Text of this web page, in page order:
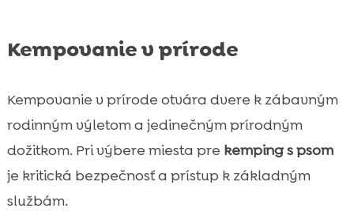
Kempovanie v prírode
Kempovanie v prírode otvára dvere k zábavným
rodinným výletom a jedinečným prírodným
dožitkom. Pri výbere miesta pre kemping s psom
je kritická bezpečnosť a prístup k základným
službám.